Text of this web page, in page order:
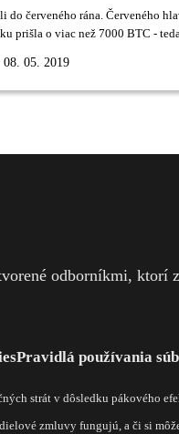
08. 05. 2019
do červeného rána. Červeného
prišla o viac než 7000 BTC -
odborníkmi,
Pravidlá používania
strát v dôsledku pákového
zmluvy fungujú, a či si